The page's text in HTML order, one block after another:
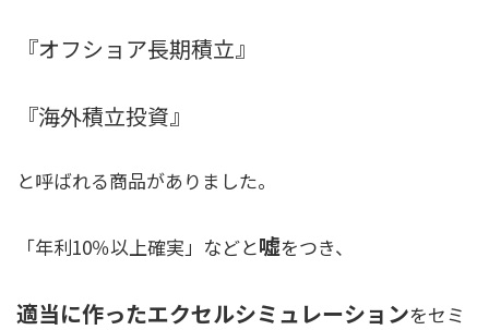
『オフショア長期積立』
『海外積立投資』
と呼ばれる商品がありました。
「年利10％以上確実」などと嘘をつき、
適当に作ったエクセルシミュレーションをセミ